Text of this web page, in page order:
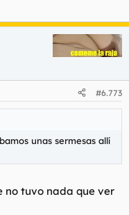
#6.773
unas sermesas allí
no tuvo nada que ver